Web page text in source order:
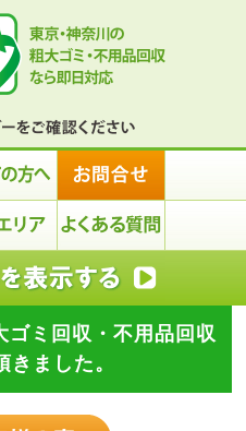
ゴミ回収・不用品回収
きました。